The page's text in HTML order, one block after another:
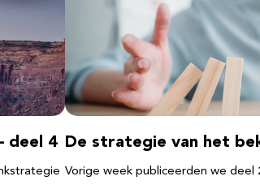
deel 4 De strategie van het
Vorige week publiceerden we